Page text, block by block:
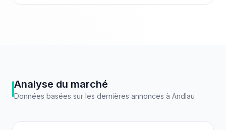
Analyse du marché
Données basées sur les dernières annonces à Andlau